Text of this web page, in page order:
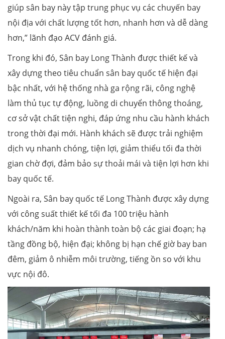
giúp sân bay này tập trung phục vụ các chuyến bay
nội địa với chất lượng tốt hơn, nhanh hơn và dễ dàng
hơn,” lãnh đạo ACV đánh giá.
Trong khi đó, Sân bay Long Thành được thiết kế và
xây dựng theo tiêu chuẩn sân bay quốc tế hiện đại
bậc nhất, với hệ thống nhà ga rộng rãi, công nghệ
làm thủ tục tự động, luồng di chuyển thông thoáng,
cơ sở vật chất tiện nghi, đáp ứng nhu cầu hành khách
trong thời đại mới. Hành khách sẽ được trải nghiệm
dịch vụ nhanh chóng, tiện lợi, giảm thiểu tối đa thời
gian chờ đợi, đảm bảo sự thoải mái và tiện lợi hơn khi
bay quốc tế.
Ngoài ra, Sân bay quốc tế Long Thành được xây dựng
với công suất thiết kế tối đa 100 triệu hành
khách/năm khi hoàn thành toàn bộ các giai đoạn; hạ
tầng đồng bộ, hiện đại; không bị hạn chế giờ bay ban
đêm, giảm ô nhiễm môi trường, tiếng ồn so với khu
vực nội đô.